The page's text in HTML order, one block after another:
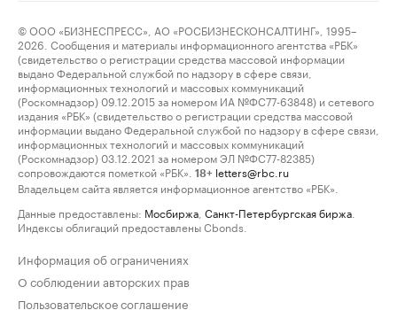
© ООО «БИЗНЕСПРЕСС», АО «РОСБИЗНЕСКОНСАЛТИНГ», 1995–
2026. Сообщения и материалы информационного агентства «РБК»
(свидетельство о регистрации средства массовой информации
выдано Федеральной службой по надзору в сфере связи,
информационных технологий и массовых коммуникаций
(Роскомнадзор) 09.12.2015 за номером ИА №ФС77-63848) и сетевого
издания «РБК» (свидетельство о регистрации средства массовой
информации выдано Федеральной службой по надзору в сфере связи,
информационных технологий и массовых коммуникаций
(Роскомнадзор) 03.12.2021 за номером ЭЛ №ФС77-82385)
сопровождаются пометкой «РБК».
18+ letters@rbc.ru
Владельцем сайта является информационное агентство «РБК».
Данные предоставлены: Мосбиржа Санкт-Петербургская биржа
Индексы облигаций предоставлены Cbonds.
Информация об ограничениях
О соблюдении авторских прав
Пользовательское соглашение